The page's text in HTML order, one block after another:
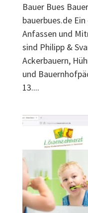
Bauer Bues
bauerbues.de
Anfassen und
sind Philipp &
Ackerbauern,
und
13....